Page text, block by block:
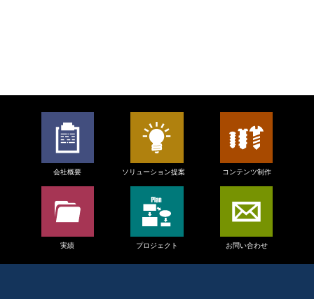
会社概要 ソリューション提案 コンテンツ制作
実績 プロジェクト お問い合わせ